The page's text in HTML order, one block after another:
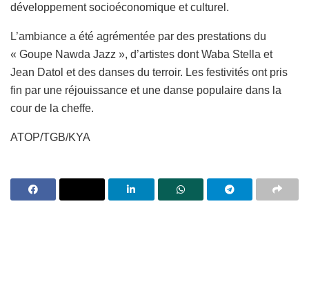
développement socioéconomique et culturel.
L’ambiance a été agrémentée par des prestations du
« Goupe Nawda Jazz », d’artistes dont Waba Stella et
Jean Datol et des danses du terroir. Les festivités ont pris
fin par une réjouissance et une danse populaire dans la
cour de la cheffe.
ATOP/TGB/KYA